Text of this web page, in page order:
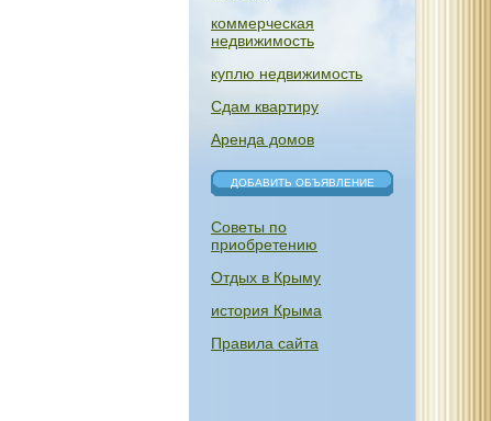
коммерческая
недвижимость
куплю недвижимость
Сдам квартиру
Аренда домов
ДОБАВИТЬ ОБЪЯВЛЕНИЕ
Советы по
приобретению
Отдых в Крыму
история Крыма
Правила сайта